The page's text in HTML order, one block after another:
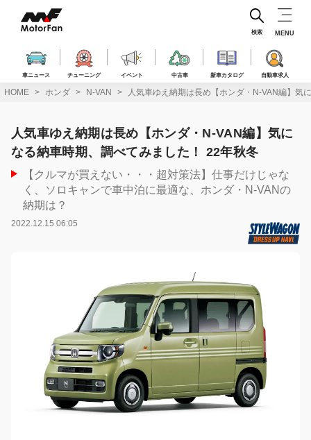
ス
車ニュース チューニング イベント 中古車 新車カタログ 自動車求人
検索 MENU
HOME ホンダ N-VAN 人気車ゆえ納期は長め【ホンダ・N-VAN編】気
人気車ゆえ納期は長め【ホンダ・N-VAN編】気に
なる納車時期、調べてみました！ 22年秋冬
【クルマが買えない・・・超対策法】仕事だけじゃな
く、ソロキャンで車中泊に最適な、ホンダ・N-VANの
納期は？
2022.12.15 06:05